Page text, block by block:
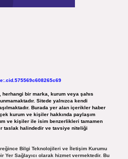
herhangi bir marka, kurum veya şahıs
Sitede yalnızca kendi
Burada yer alan içerikler haber
kurum ve kişiler hakkında paylaşım
ve kişiler ile isim benzerlikleri tamamen
taslak halindedir ve tavsiye niteliği
Bilgi Teknolojileri ve İletişim Kurumu
Yer Sağlayıcı olarak hizmet vermektedir. Bu